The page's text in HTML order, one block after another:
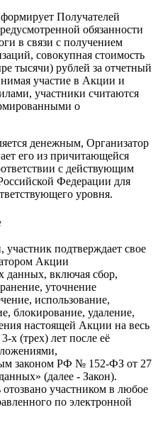
Получателей
обязанности
в связи с получением
совокупная стоимость
тысячи) рублей за отчетный
участие в Акции и
участники считаются
о
денежным, Организатор
его из причитающейся
с действующим
Федерации для
уровня.
подтверждает свое
Акции
данных, включая сбор,
уточнение
использование,
блокирование, удаление,
настоящей Акции на весь
х (трех) лет после её
законом РФ № 152-ФЗ от 27
(далее - Закон).
участником в любое
по электронной